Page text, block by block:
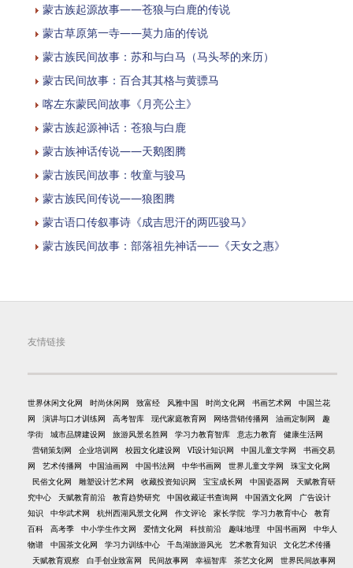
蒙古族起源故事——苍狼与白鹿的传说
蒙古草原第一寺——莫力庙的传说
蒙古族民间故事：苏和与白马（马头琴的来历）
蒙古民间故事：百合其其格与黄骠马
喀左东蒙民间故事《月亮公主》
蒙古族起源神话：苍狼与白鹿
蒙古族神话传说——天鹅图腾
蒙古族民间故事：牧童与骏马
蒙古族民间传说——狼图腾
蒙古语口传叙事诗《成吉思汗的两匹骏马》
蒙古族民间故事：部落祖先神话——《天女之惠》
友情链接
世界休闲文化网 时尚休闲网 致富经 风雅中国 时尚文化网 书画艺术网
中国兰花
网
演讲与口才训练网 高考智库 现代家庭教育网 网络营销传播网 油画定制网
趣
学街
城市品牌建设网 旅游风景名胜网 学习力教育智库 意志力教育
健康生活网
营销策划网
企业培训网 校园文化建设网 VI设计知识网 中国儿童文学网
书画交易
网
艺术传播网 中国油画网 中国书法网 中华书画网 世界儿童文学网
珠宝文化网
民俗文化网
雕塑设计艺术网 收藏投资知识网 宝宝成长网 中国瓷器网
天赋教育研
究中心
天赋教育前沿 教育趋势研究 中国收藏证书查询网 中国酒文化网
广告设计
知识
中华武术网 杭州西湖风景文化网 作文评论 家长学院 学习力教育中心
教育
百科
高考季 中小学生作文网 爱情文化网 科技前沿 趣味地理 中国书画网
中华人
物谱
中国茶文化网 学习力训练中心 千岛湖旅游风光 艺术教育知识
文化艺术传播
天赋教育观察
白手创业致富网 民间故事网 幸福智库 茶艺文化网 世界民间故事网